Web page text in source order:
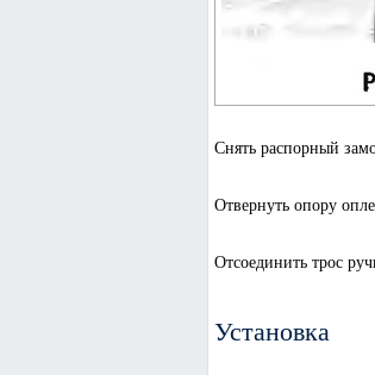
Снять распорный
Отвернуть опору
Отсоединить трос
Установка